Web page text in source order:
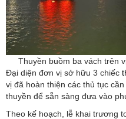
Thuyền buồm ba vách trên
Đại diện đơn vị sở hữu 3 chiếc
vị đã hoàn thiện các thủ tục
thuyền để sẵn sàng đưa vào
Theo kế hoạch, lễ khai trương